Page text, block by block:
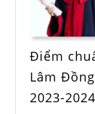
Điểm
Lâm
2023-2024